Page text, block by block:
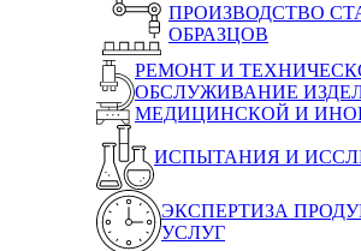
ПРОИЗВОДСТВО
ОБРАЗЦОВ
РЕМОНТ И
ОБСЛУЖИВАНИЕ
МЕДИЦИНСКОЙ И
ИСПЫТАНИЯ И
ЭКСПЕРТИЗА
УСЛУГ